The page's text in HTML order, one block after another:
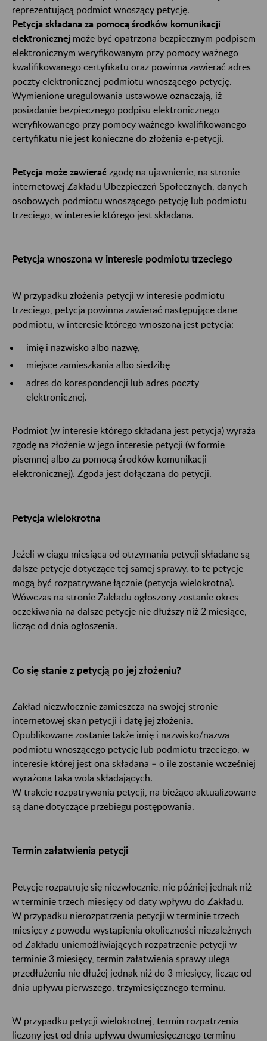
reprezentującą podmiot wnoszący petycję.
Petycja składana za pomocą środków komunikacji
elektronicznej może być opatrzona bezpiecznym podpisem
elektronicznym weryfikowanym przy pomocy ważnego
kwalifikowanego certyfikatu oraz powinna zawierać adres
poczty elektronicznej podmiotu wnoszącego petycję.
Wymienione uregulowania ustawowe oznaczają, iż
posiadanie bezpiecznego podpisu elektronicznego
weryfikowanego przy pomocy ważnego kwalifikowanego
certyfikatu nie jest konieczne do złożenia e-petycji.
Petycja może zawierać zgodę na ujawnienie, na stronie
internetowej Zakładu Ubezpieczeń Społecznych, danych
osobowych podmiotu wnoszącego petycję lub podmiotu
trzeciego, w interesie którego jest składana.
Petycja wnoszona w interesie podmiotu trzeciego
W przypadku złożenia petycji w interesie podmiotu
trzeciego, petycja powinna zawierać następujące dane
podmiotu, w interesie którego wnoszona jest petycja:
imię i nazwisko albo nazwę,
miejsce zamieszkania albo siedzibę
adres do korespondencji lub adres poczty
elektronicznej.
Podmiot (w interesie którego składana jest petycja) wyraża
zgodę na złożenie w jego interesie petycji (w formie
pisemnej albo za pomocą środków komunikacji
elektronicznej). Zgoda jest dołączana do petycji.
Petycja wielokrotna
Jeżeli w ciągu miesiąca od otrzymania petycji składane są
dalsze petycje dotyczące tej samej sprawy, to te petycje
mogą być rozpatrywane łącznie (petycja wielokrotna).
Wówczas na stronie Zakładu ogłoszony zostanie okres
oczekiwania na dalsze petycje nie dłuższy niż 2 miesiące,
licząc od dnia ogłoszenia.
Co się stanie z petycją po jej złożeniu?
Zakład niezwłocznie zamieszcza na swojej stronie
internetowej skan petycji i datę jej złożenia.
Opublikowane zostanie także imię i nazwisko/nazwa
podmiotu wnoszącego petycję lub podmiotu trzeciego, w
interesie której jest ona składana – o ile zostanie wcześniej
wyrażona taka wola składających.
W trakcie rozpatrywania petycji, na bieżąco aktualizowane
są dane dotyczące przebiegu postępowania.
Termin załatwienia petycji
Petycje rozpatruje się niezwłocznie, nie później jednak niż
w terminie trzech miesięcy od daty wpływu do Zakładu.
W przypadku nierozpatrzenia petycji w terminie trzech
miesięcy z powodu wystąpienia okoliczności niezależnych
od Zakładu uniemożliwiających rozpatrzenie petycji w
terminie 3 miesięcy, termin załatwienia sprawy ulega
przedłużeniu nie dłużej jednak niż do 3 miesięcy, licząc od
dnia upływu pierwszego, trzymiesięcznego terminu.
W przypadku petycji wielokrotnej, termin rozpatrzenia
liczony jest od dnia upływu dwumiesięcznego terminu